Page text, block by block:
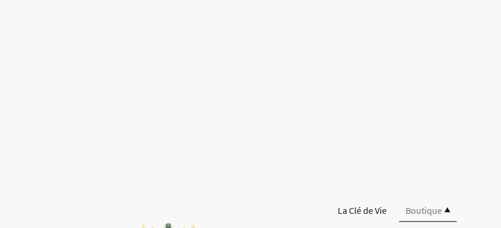
La Clé de Vie Boutique